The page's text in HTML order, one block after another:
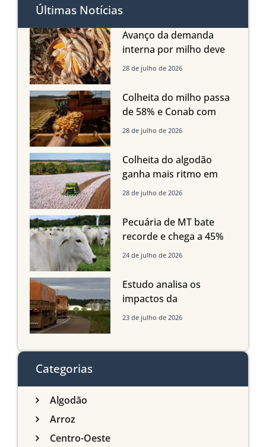
Últimas Notícias
Avanço da demanda
interna por milho deve
compensar aumento da
em Mato Grosso, aponta
Imea
28 de julho de 2026
Colheita do milho passa
de 58% e Conab com
boas produtividades em
quedas em Tocantins,
Maranhão e Piauí
28 de julho de 2026
Colheita do algodão
ganha mais ritmo em
Mato Grosso, Mato
Maranhão
28 de julho de 2026
Pecuária de MT bate
recorde e chega a 45%
dos bovinos abatidos
24 de julho de 2026
Estudo analisa os
impactos da
infraestrutura logística
do Sul
23 de julho de 2026
Categorias
Algodão
Arroz
Centro-Oeste